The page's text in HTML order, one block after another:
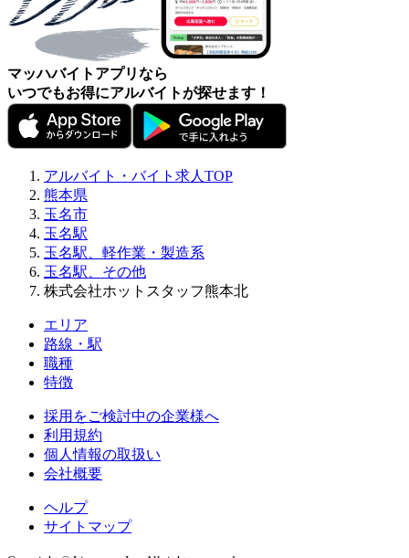
マッハバイトアプリなら
いつでもお得にアルバイトが探せます！
アルバイト・バイト求人TOP
熊本県
玉名市
玉名駅
玉名駅、軽作業・製造系
玉名駅、その他
株式会社ホットスタッフ熊本北
エリア
路線・駅
職種
特徴
採用をご検討中の企業様へ
利用規約
個人情報の取扱い
会社概要
ヘルプ
サイトマップ